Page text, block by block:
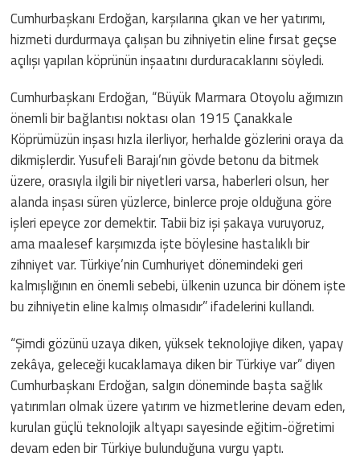
Cumhurbaşkanı Erdoğan, karşılarına çıkan ve her yatırımı,
hizmeti durdurmaya çalışan bu zihniyetin eline fırsat geçse
açılışı yapılan köprünün inşaatını durduracaklarını söyledi.
Cumhurbaşkanı Erdoğan, “Büyük Marmara Otoyolu ağımızın
önemli bir bağlantısı noktası olan 1915 Çanakkale
Köprümüzün inşası hızla ilerliyor, herhalde gözlerini oraya da
dikmişlerdir. Yusufeli Barajı’nın gövde betonu da bitmek
üzere, orasıyla ilgili bir niyetleri varsa, haberleri olsun, her
alanda inşası süren yüzlerce, binlerce proje olduğuna göre
işleri epeyce zor demektir. Tabii biz işi şakaya vuruyoruz,
ama maalesef karşımızda işte böylesine hastalıklı bir
zihniyet var. Türkiye’nin Cumhuriyet dönemindeki geri
kalmışlığının en önemli sebebi, ülkenin uzunca bir dönem işte
bu zihniyetin eline kalmış olmasıdır” ifadelerini kullandı.
“Şimdi gözünü uzaya diken, yüksek teknolojiye diken, yapay
zekâya, geleceği kucaklamaya diken bir Türkiye var” diyen
Cumhurbaşkanı Erdoğan, salgın döneminde başta sağlık
yatırımları olmak üzere yatırım ve hizmetlerine devam eden,
kurulan güçlü teknolojik altyapı sayesinde eğitim-öğretimi
devam eden bir Türkiye bulunduğuna vurgu yaptı.